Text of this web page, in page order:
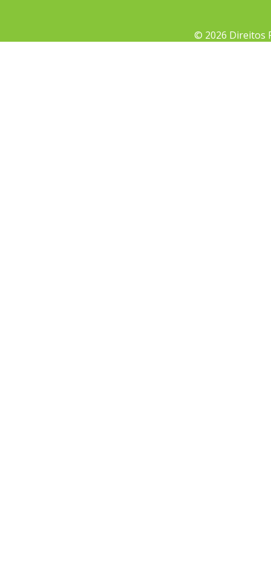
© 2026 Direitos